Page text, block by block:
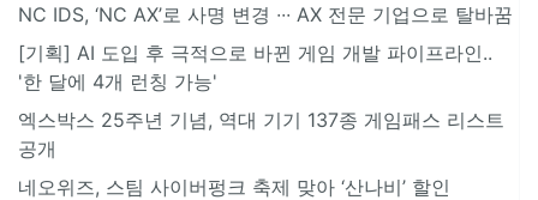
NC IDS, ‘NC AX’로 사명 변경 ∙∙∙ AX 전문 기업으로 탈바꿈
[기획] AI 도입 후 극적으로 바뀐 게임 개발 파이프라인..
'한 달에 4개 런칭 가능'
엑스박스 25주년 기념, 역대 기기 137종 게임패스 리스트
공개
네오위즈, 스팀 사이버펑크 축제 맞아 ‘산나비’ 할인